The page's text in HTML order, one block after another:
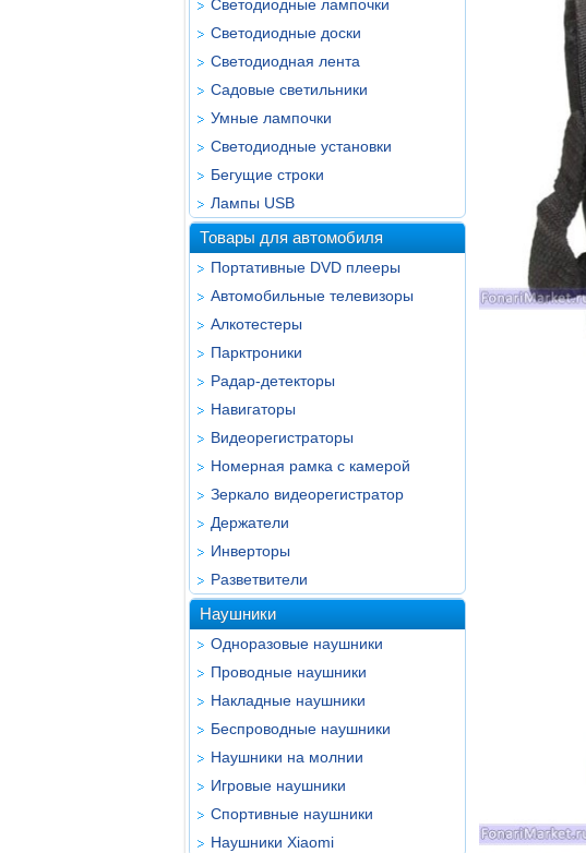
Светодиодные лампочки
Светодиодные доски
Светодиодная лента
Садовые светильники
Умные лампочки
Светодиодные установки
Бегущие строки
Лампы USB
Товары для автомобиля
Портативные DVD плееры
Автомобильные телевизоры
Алкотестеры
Парктроники
Радар-детекторы
Навигаторы
Видеорегистраторы
Номерная рамка с камерой
Зеркало видеорегистратор
Держатели
Инверторы
Разветвители
Наушники
Одноразовые наушники
Проводные наушники
Накладные наушники
Беспроводные наушники
Наушники на молнии
Игровые наушники
Спортивные наушники
Наушники Xiaomi